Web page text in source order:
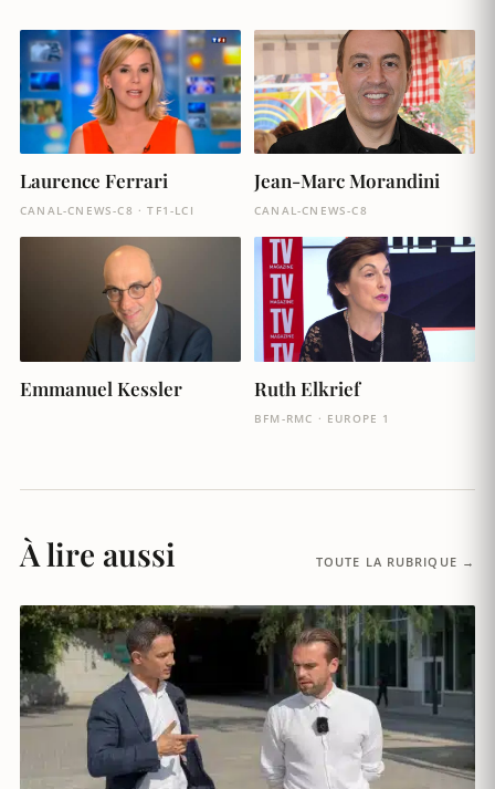
Laurence Ferrari
CANAL-CNEWS-C8 · TF1-LCI
Jean-Marc Morandini
CANAL-CNEWS-C8
Emmanuel Kessler Ruth Elkrief
BFM-RMC · EUROPE 1
À lire aussi TOUTE LA RUBRIQUE →